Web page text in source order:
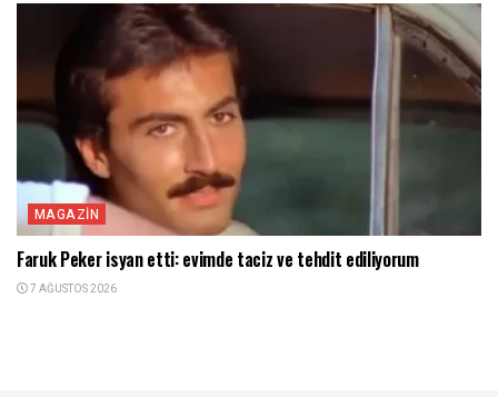
MAGAZIN
Faruk Peker isyan etti: evimde taciz ve tehdit ediliyorum
7 AĞUSTOS 2026